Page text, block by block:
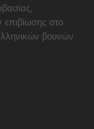
στο
βουνών